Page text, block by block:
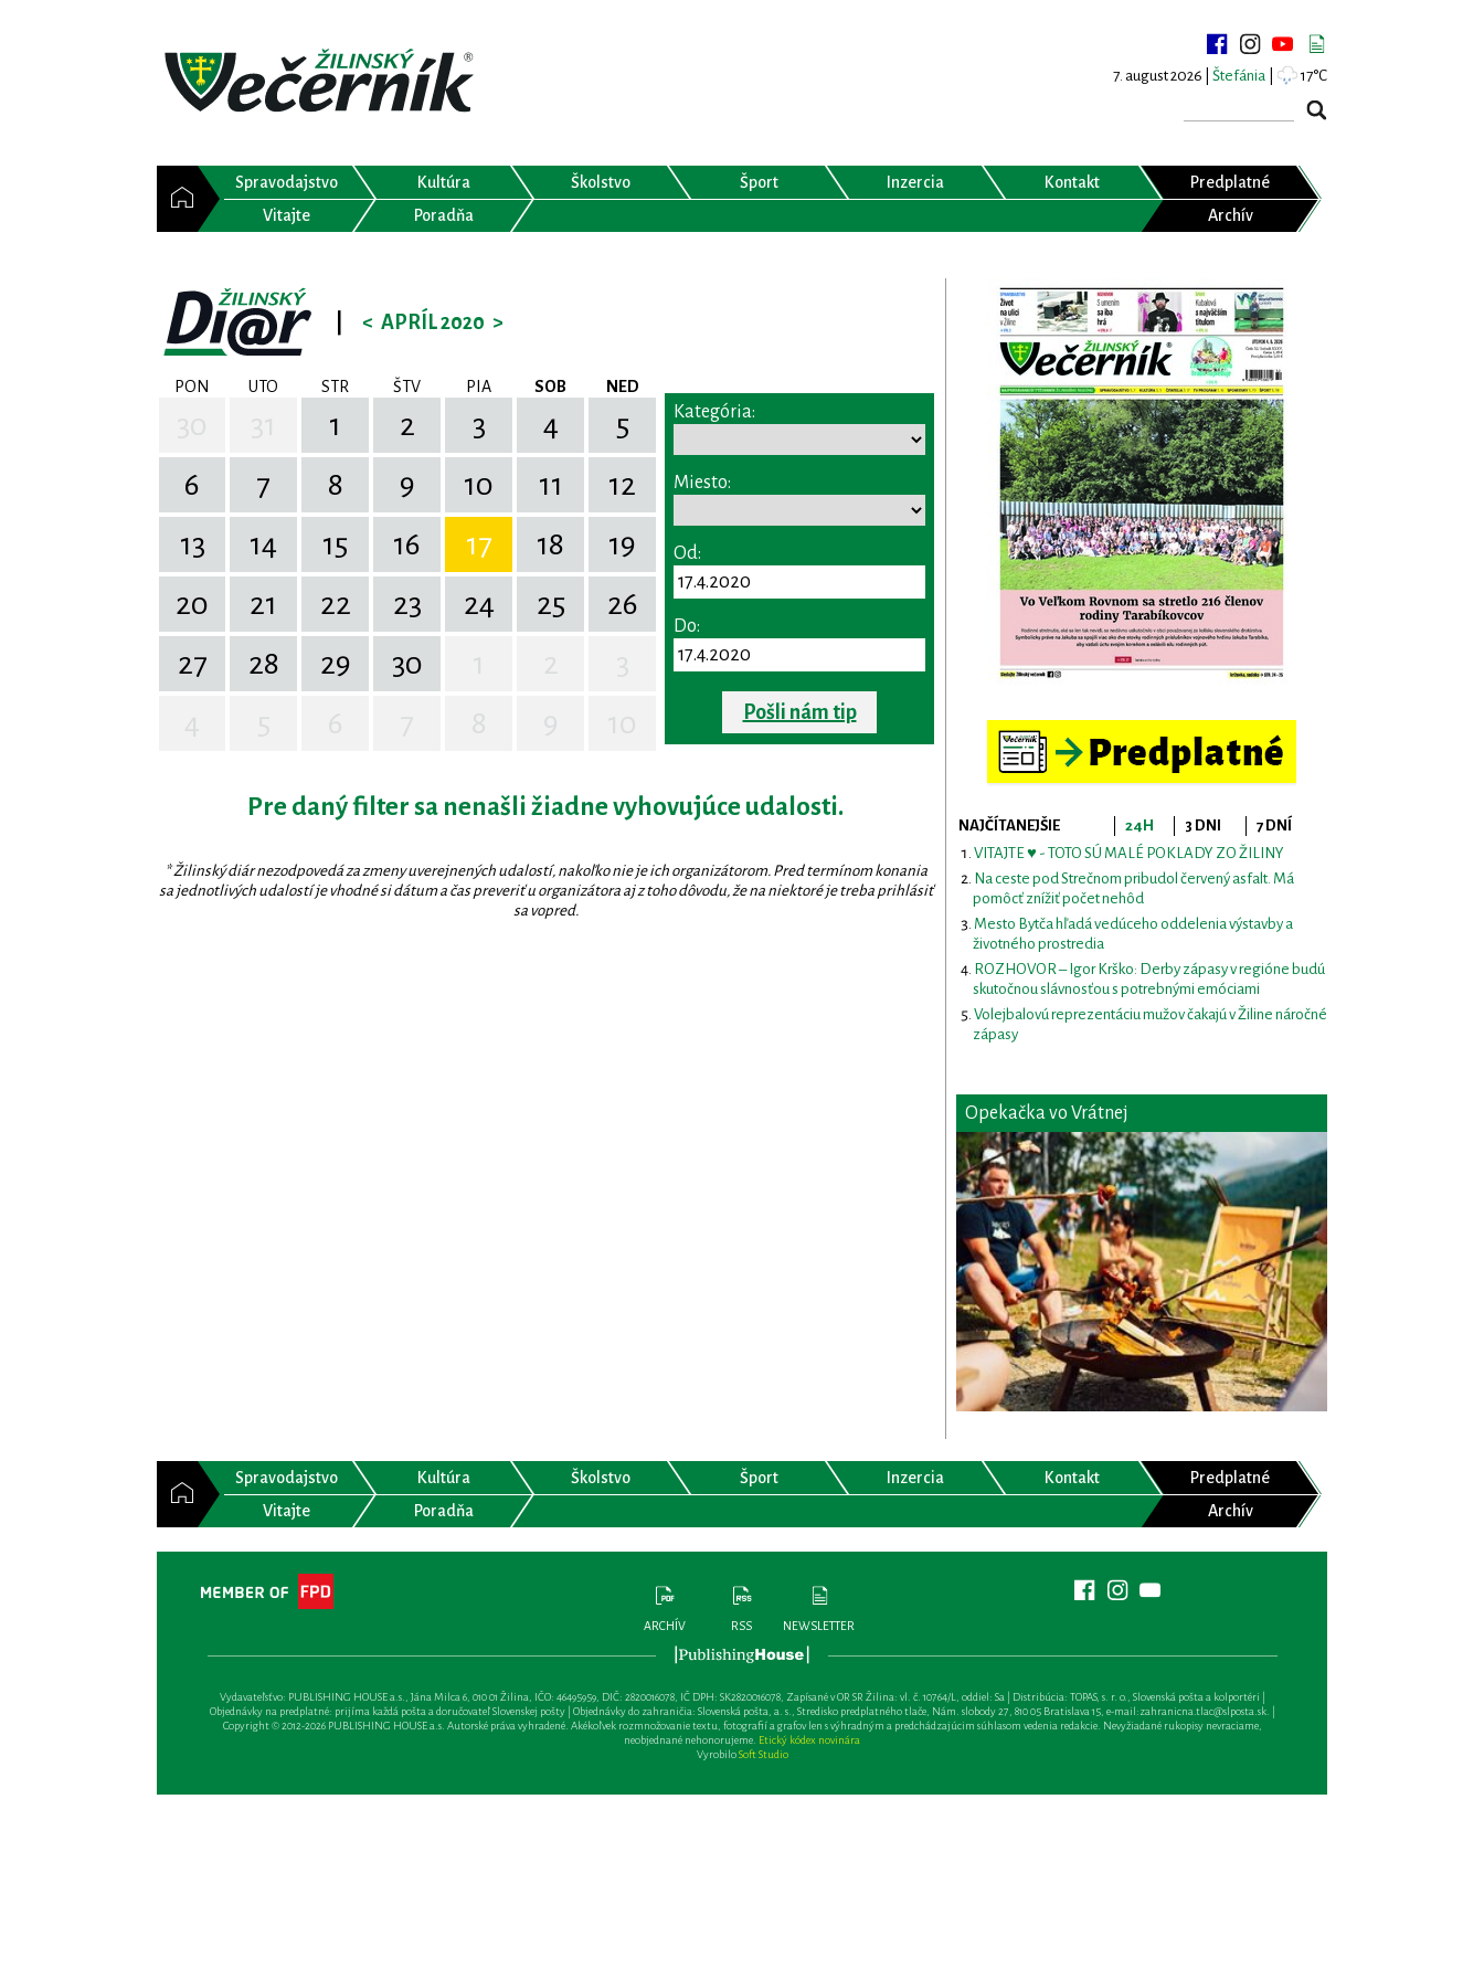
7. august 2026 | Štefánia 17°C
Spravodajstvo Kultúra Školstvo Šport Inzercia Kontakt
Predplatné
Vitajte
Poradňa Archív
< APRÍL 2020 >
PON UTO STR ŠTV PIA SOB NED
1 2 3 4
5
6
7 8 9 10 11
12
13
14 15 16 17 18
19
20
21 22 23 24 25
26
27
28 29 30
Kategória:
Miesto:
Od:
Do:
Pošli nám tip
Pre daný filter sa nenašli žiadne vyhovujúce udalosti.
* Žilinský diár nezodpovedá za zmeny uverejnených udalostí, nakoľko nie je ich organizátorom. Pred termínom konania
sa jednotlivých udalostí je vhodné si dátum a čas preveriť u organizátora aj z toho dôvodu, že na niektoré je treba prihlásiť
sa vopred.
NAJČÍTANEJŠIE 24H 3 DNI
7 DNÍ
VITAJTE ♥ - TOTO SÚ MALÉ POKLADY ZO ŽILINY
Na ceste pod Strečnom pribudol červený asfalt. Má
pomôcť znížiť počet nehôd
Mesto Bytča hľadá vedúceho oddelenia výstavby a
životného prostredia
ROZHOVOR – Igor Krško: Derby zápasy v regióne budú
skutočnou slávnosťou s potrebnými emóciami
Volejbalovú reprezentáciu mužov čakajú v Žiline náročné
zápasy
Opekačka vo Vrátnej
Spravodajstvo Kultúra Školstvo Šport Inzercia Kontakt
Predplatné
Vitajte
Poradňa Archív
ARCHÍV RSS NEWSLETTER
Vydavateľsťvo: PUBLISHING HOUSE a.s., Jána Milca 6, 010 01 Žilina, IČO: 46495959, DIČ: 2820016078, IČ DPH: SK2820016078, Zapísané v OR SR Žilina: vl. č. 10764/L, oddiel: Sa | Distribúcia: TOPAS, s. r. o., Slovenská pošta a kolportéri |
Objednávky na predplatné: prijíma každá pošta a doručovateľ Slovenskej pošty | Objednávky do zahraničia: Slovenská pošta, a. s., Stredisko predplatného tlače, Nám. slobody 27, 810 05 Bratislava 15, e-mail:zahranicna.tlac@slposta.sk. |
Copyright © 2012-2026 PUBLISHING HOUSE a.s. Autorské práva vyhradené. Akékoľvek rozmnožovanie textu, fotografií a grafov len s výhradným a predchádzajúcim súhlasom vedenia redakcie. Nevyžiadané rukopisy nevraciame,
neobjednané nehonorujeme. Etický kódex novinára
VyrobiloSoft Studio